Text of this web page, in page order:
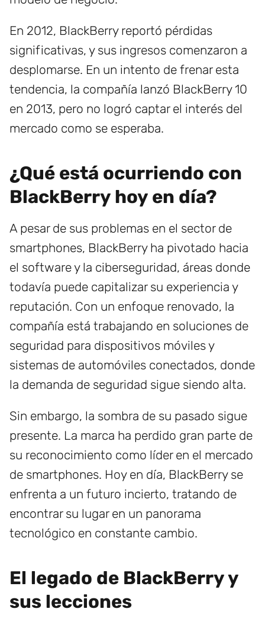
En 2012, BlackBerry reportó pérdidas
significativas, y sus ingresos comenzaron a
desplomarse. En un intento de frenar esta
tendencia, la compañía lanzó BlackBerry 10
en 2013, pero no logró captar el interés del
mercado como se esperaba.
¿Qué está ocurriendo con
BlackBerry hoy en día?
A pesar de sus problemas en el sector de
smartphones, BlackBerry ha pivotado hacia
el software y la ciberseguridad, áreas donde
todavía puede capitalizar su experiencia y
reputación. Con un enfoque renovado, la
compañía está trabajando en soluciones de
seguridad para dispositivos móviles y
sistemas de automóviles conectados, donde
la demanda de seguridad sigue siendo alta.
Sin embargo, la sombra de su pasado sigue
presente. La marca ha perdido gran parte de
su reconocimiento como líder en el mercado
de smartphones. Hoy en día, BlackBerry se
enfrenta a un futuro incierto, tratando de
encontrar su lugar en un panorama
tecnológico en constante cambio.
El legado de BlackBerry y
sus lecciones